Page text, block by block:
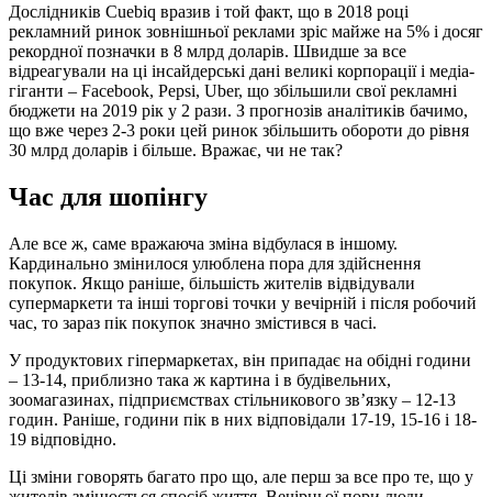
Дослідників Cuebiq вразив і той факт, що в 2018 році
рекламний ринок зовнішньої реклами зріс майже на 5% і досяг
рекордної позначки в 8 млрд доларів. Швидше за все
відреагували на ці інсайдерські дані великі корпорації і медіа-
гіганти – Facebook, Pepsi, Uber, що збільшили свої рекламні
бюджети на 2019 рік у 2 рази. З прогнозів аналітиків бачимо,
що вже через 2-3 роки цей ринок збільшить обороти до рівня
30 млрд доларів і більше. Вражає, чи не так?
Час для шопінгу
Але все ж, саме вражаюча зміна відбулася в іншому.
Кардинально змінилося улюблена пора для здійснення
покупок. Якщо раніше, більшість жителів відвідували
супермаркети та інші торгові точки у вечірній і після робочий
час, то зараз пік покупок значно змістився в часі.
У продуктових гіпермаркетах, він припадає на обідні години
– 13-14, приблизно така ж картина і в будівельних,
зоомагазинах, підприємствах стільникового зв’язку – 12-13
годин. Раніше, години пік в них відповідали 17-19, 15-16 і 18-
19 відповідно.
Ці зміни говорять багато про що, але перш за все про те, що у